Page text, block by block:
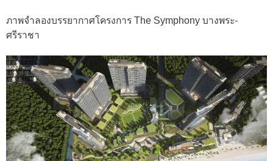
ภาพจำลองบรรยากาศโครงการ The Symphony บางพระ-
ศรีราชา